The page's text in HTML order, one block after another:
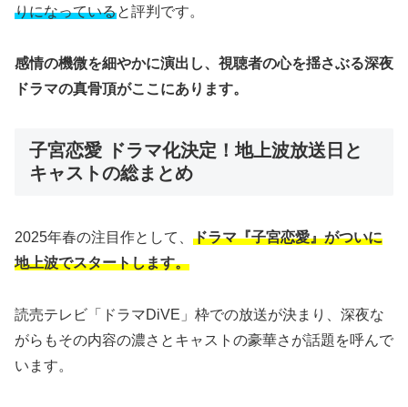
りになっていると評判です。
感情の機微を細やかに演出し、視聴者の心を揺さぶる深夜
ドラマの真骨頂がここにあります。
子宮恋愛 ドラマ化決定！地上波放送日と
キャストの総まとめ
2025年春の注目作として、 ドラマ『子宮恋愛』がついに
地上波でスタートします。
読売テレビ「ドラマDiVE」枠での放送が決まり、深夜な
がらもその内容の濃さとキャストの豪華さが話題を呼んで
います。